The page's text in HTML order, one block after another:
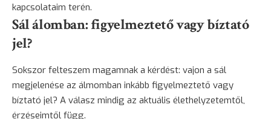
kapcsolataim terén.
Sál álomban: figyelmeztető vagy bíztató
jel?
Sokszor felteszem magamnak a kérdést: vajon a sál
megjelenése az álmomban inkább figyelmeztető vagy
bíztató jel? A válasz mindig az aktuális élethelyzetemtől,
érzéseimtől függ.